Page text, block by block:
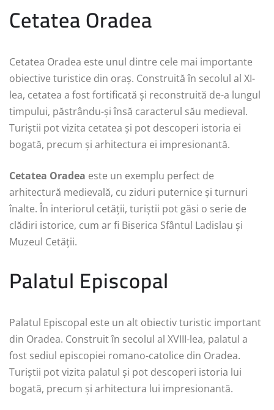
Cetatea Oradea
Cetatea Oradea este unul dintre cele mai importante
obiective turistice din oraș. Construită în secolul al XI-
lea, cetatea a fost fortificată și reconstruită de-a lungul
timpului, păstrându-și însă caracterul său medieval.
Turiștii pot vizita cetatea și pot descoperi istoria ei
bogată, precum și arhitectura ei impresionantă.
Cetatea Oradea este un exemplu perfect de
arhitectură medievală, cu ziduri puternice și turnuri
înalte. În interiorul cetății, turiștii pot găsi o serie de
clădiri istorice, cum ar fi Biserica Sfântul Ladislau și
Muzeul Cetății.
Palatul Episcopal
Palatul Episcopal este un alt obiectiv turistic important
din Oradea. Construit în secolul al XVIII-lea, palatul a
fost sediul episcopiei romano-catolice din Oradea.
Turiștii pot vizita palatul și pot descoperi istoria lui
bogată, precum și arhitectura lui impresionantă.